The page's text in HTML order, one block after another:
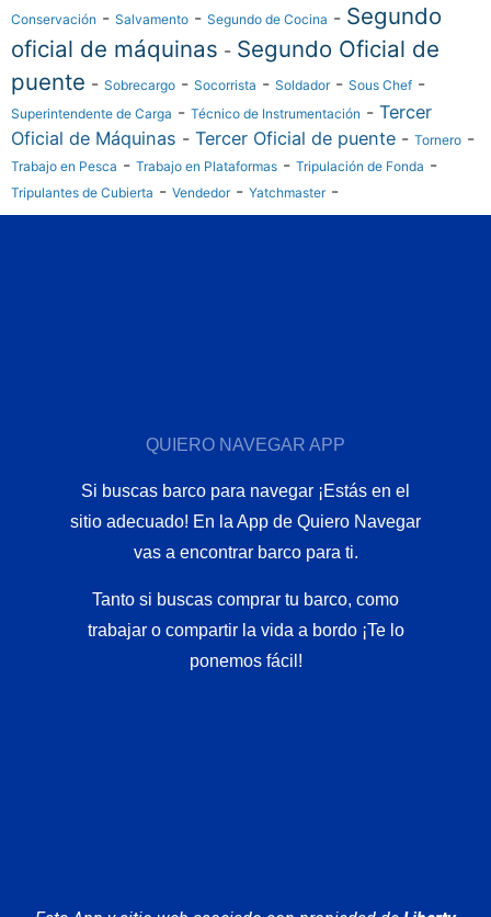
Conservación - Salvamento - Segundo de Cocina - Segundo
oficial de máquinas - Segundo Oficial de
puente - Sobrecargo - Socorrista - Soldador- Sous Chef -
Superintendente de Carga - Técnico de Instrumentación - Tercer
Oficial de Máquinas - Tercer Oficial de puente - Tornero -
Trabajo en Pesca - Trabajo en Plataformas - Tripulación de Fonda -
Tripulantes de Cubierta - Vendedor- Yatchmaster-
QUIERO NAVEGAR APP
Si buscas barco para navegar ¡Estás en el
sitio adecuado! En la App de Quiero Navegar
vas a encontrar barco para ti.
Tanto si buscas comprar tu barco, como
trabajar o compartir la vida a bordo ¡Te lo
ponemos fácil!